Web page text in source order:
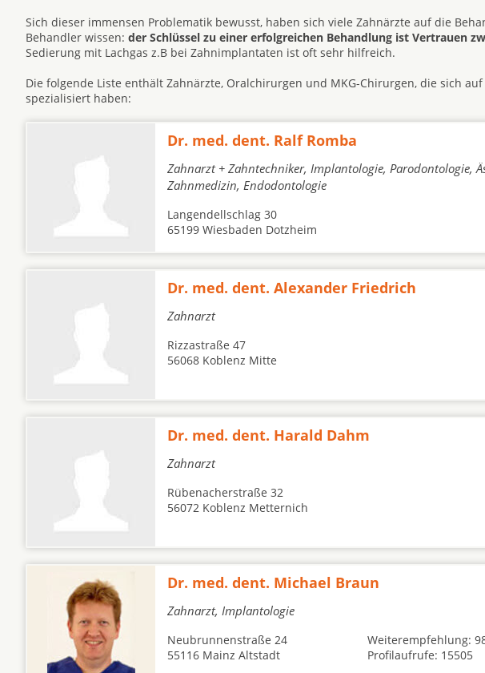
Sich dieser immensen Problematik bewusst, haben sich viele Zahnärzte auf die
Behandler wissen: der Schlüssel zu einer erfolgreichen Behandlung ist Vertrauen
Sedierung mit Lachgas z.B bei Zahnimplantaten ist oft sehr hilfreich.
Die folgende Liste enthält Zahnärzte, Oralchirurgen und MKG-Chirurgen, die sich auf
spezialisiert haben:
Dr. med. dent. Ralf Romba
Zahnarzt + Zahntechniker, Implantologie, Parodontologie,
Zahnmedizin, Endodontologie
Langendellschlag 30
65199 Wiesbaden Dotzheim
Dr. med. dent. Alexander Friedrich
Zahnarzt
Rizzastraße 47
56068 Koblenz Mitte
Dr. med. dent. Harald Dahm
Zahnarzt
Rübenacherstraße 32
56072 Koblenz Metternich
Dr. med. dent. Michael Braun
Zahnarzt, Implantologie
Neubrunnenstraße 24
55116 Mainz Altstadt
Weiterempfehlung:
Profilaufrufe: 15505